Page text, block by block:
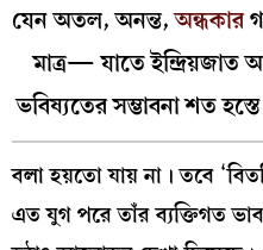
যেন অতল, অনন্ত,অন্ধকার
মাত্র— যাতে
ভবিষ্যতের সম্ভাবনা শত
বলা হয়তো যায় না। তবে
এত যুগ পরে তাঁর ব্যক্তিগত